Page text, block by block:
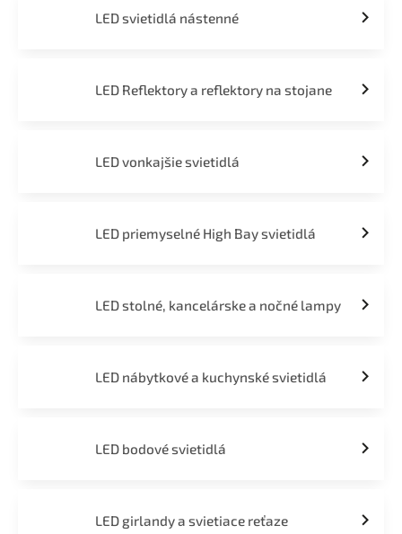
LED svietidlá nástenné
LED Reflektory a reflektory na stojane
LED vonkajšie svietidlá
LED priemyselné High Bay svietidlá
LED stolné, kancelárske a nočné lampy
LED nábytkové a kuchynské svietidlá
LED bodové svietidlá
LED girlandy a svietiace reťaze